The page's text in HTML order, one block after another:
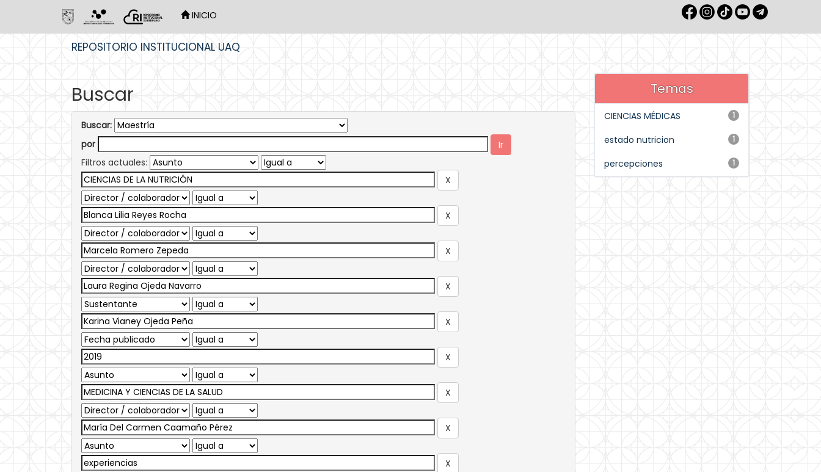
INICIO
REPOSITORIO INSTITUCIONAL UAQ
Buscar
Buscar:
por
Filtros actuales:
Temas
1
CIENCIAS MÉDICAS
1
estado nutricion
1
percepciones